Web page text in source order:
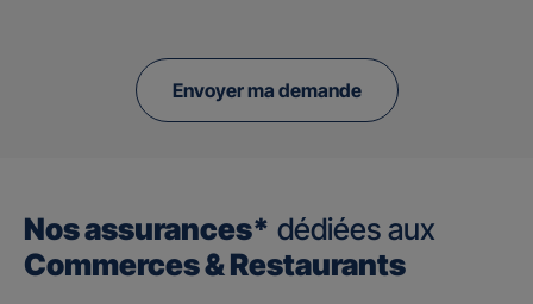
Envoyer ma demande
Nos assurances* dédiées aux
Commerces & Restaurants